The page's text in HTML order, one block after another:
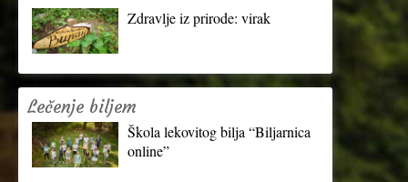
Zdravlje iz prirode: virak
Lečenje biljem
Škola lekovitog bilja “Biljarnica
online”